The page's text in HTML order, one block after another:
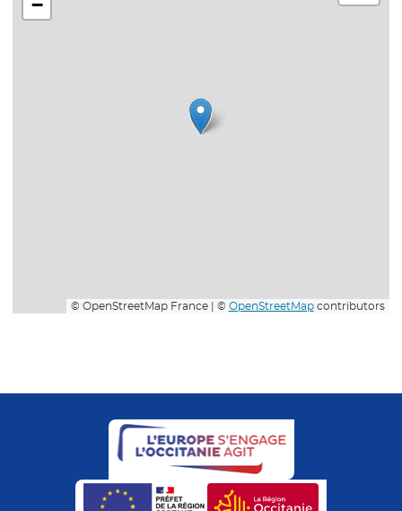
−
© OpenStreetMap France | © OpenStreetMapcontributors
- Nouvelle fenêtre
- Nouvelle fenêtre- Nouvelle fenêtre